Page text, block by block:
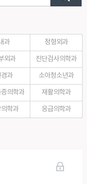
과 정형외과
외과 진단검사의학과
경과 소아청소년과
의학과 재활의학과
학과 응급의학과